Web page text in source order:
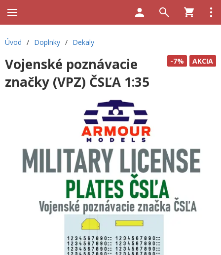
Úvod / Doplnky / Dekaly
AKCIA
-7%
Vojenské poznávacie
značky (VPZ) ČSĽA 1:35